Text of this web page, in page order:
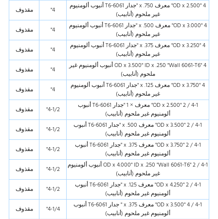
4 "OD x 2.500" معرف x .750 "جدار 6061-T6 أنبوب ألومنيوم
غير ملحوم (أنابيب)
4"
مقذوف
4 "OD x 3.000" معرف x .500 "جدار 6061-T6 أنبوب ألومنيوم
غير ملحوم (أنابيب)
4"
مقذوف
4 "OD x 3.250" معرف x .375 "جدار 6061-T6 أنبوب ألومنيوم
غير ملحوم (أنابيب)
4"
مقذوف
4 "OD x 3.500" ID x .250 "Wall 6061-T6 أنبوب ألومنيوم غير
ملحوم (أنابيب)
4"
مقذوف
4 "OD x 3.750" معرف x .125 "جدار 6061-T6 أنبوب ألومنيوم
غير ملحوم (أنابيب)
4"
مقذوف
4-1 / 2 "OD x 2.500" معرف × 1 "جدار 6061-T6 أنبوب
ألومنيوم غير ملحوم (أنابيب)
4-1/2"
مقذوف
4-1 / 2 "OD x 3.500" معرف x .500 "جدار 6061-T6 أنبوب
ألومنيوم غير ملحوم (أنابيب)
4-1/2"
مقذوف
4-1 / 2 "OD x 3.750" معرف x .375 "جدار 6061-T6 أنبوب
ألومنيوم غير ملحوم (أنابيب)
4-1/2"
مقذوف
4-1 / 2 "OD x 4.000" ID x .250 "Wall 6061-T6 أنبوب ألومنيوم
غير ملحوم (أنابيب)
4-1/2"
مقذوف
4-1 / 2 "OD x 4.250" معرف x .125 "جدار 6061-T6 أنبوب
ألومنيوم غير ملحوم (أنابيب)
4-1/2"
مقذوف
4-1 / 4 "OD x 3.500" معرف x .375 " جدار 6061-T6 أنبوب
ألومنيوم غير ملحوم (أنابيب)
4-1/4"
مقذوف